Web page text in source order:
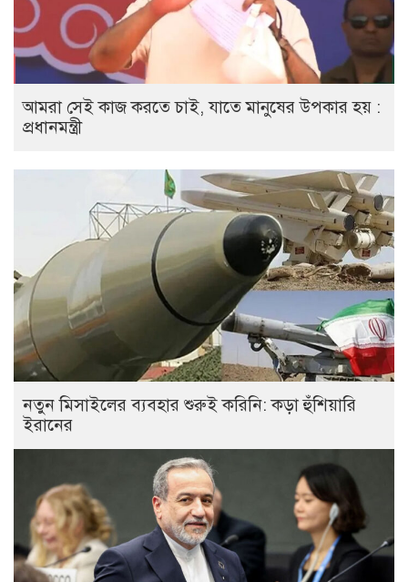
আমরা সেই কাজ করতে চাই, যাতে মানুষের উপকার হয় :
প্রধানমন্ত্রী
নতুন মিসাইলের ব্যবহার শুরুই করিনি: কড়া হুঁশিয়ারি
ইরানের